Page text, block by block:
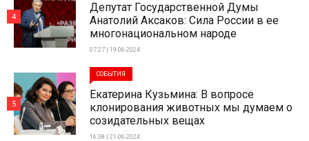
Депутат Государственной Думы
Анатолий Аксаков: Сила России в ее
многонациональном народе
07:27 | 19-06-2024
4
СОБЫТИЯ
Екатерина Кузьмина: В вопросе
клонирования животных мы думаем о
созидательных вещах
16:38 | 21-06-2024
5